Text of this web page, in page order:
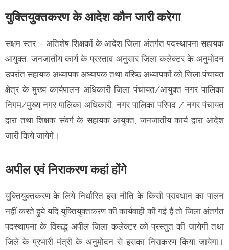
युक्तियुक्तकरण के आदेश कौन जारी करेगा
सक्षम स्तर :- अतिशेष शिक्षकों के आदेश जिला अंतर्गत पदस्थापना सहायक
आयुक्त, जनजातीय कार्य के प्रस्ताव अनुसार जिला कलेक्टर के अनुमोदन
उपरांत सहायक अध्यापक अध्यापक तथा वरिष्ठ अध्यापकों को जिला पंचायत
क्षेत्र के मुख्य कार्यपालन अधिकारी जिला पंचायत/आयुक्त नगर पालिका
निगम/मुख्य नगर पालिका अधिकारी, नगर पालिका परिपद / नगर पंचायत
द्वारा तथा शिक्षक संवर्ग के सहायक आयुक्त, जनजातीय कार्य द्वारा आदेश
जारी किये जायेगे।
अपील एवं निराकरण कहां होंगे
युक्तियुक्तकरण के लिये निर्धारित इस नीति के किसी प्रावधान का पालन
नहीं करते हुये यदि युक्तियुक्तकरण की कार्यवाही की गई है तो जिला अंतर्गत
पदस्थापना के विरूद्ध अपील जिला कलेक्टर को प्रस्तुत की जायेगी तथा
जिले के प्रभारी मंत्री के अनुमोदन से इसका निराकरण किया जायेगा।